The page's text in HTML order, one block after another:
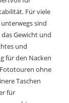
Für viele
sind
Gewicht und
und
für den Nacken
ohne
Taschen
für